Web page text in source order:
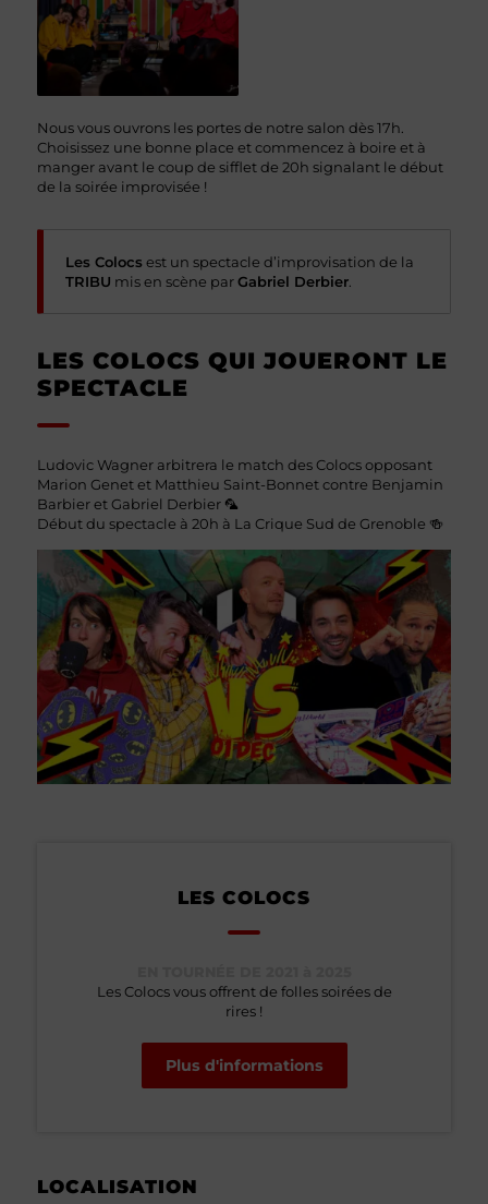
Nous vous ouvrons les portes de notre salon dès 17h.
Choisissez une bonne place et commencez à boire et à
manger avant le coup de sifflet de 20h signalant le début
de la soirée improvisée !
Les Colocs est un spectacle d’improvisation de la
TRIBU mis en scène parGabriel Derbier.
LES COLOCS QUI JOUERONT LE
SPECTACLE
Ludovic Wagner arbitrera le match des Colocs opposant
Marion Genet et Matthieu Saint-Bonnet contre Benjamin
Barbier et Gabriel Derbier 🦜
Début du spectacle à 20h à La Crique Sud de Grenoble 🍻
LES COLOCS
Les Colocs vous offrent de folles soirées de
rires !
Plus d'informations
LOCALISATION